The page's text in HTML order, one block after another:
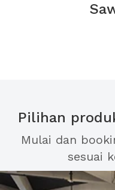
Pilihan
Mulai dan
sesuai